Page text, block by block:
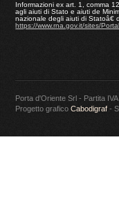
Informazioni ex art. 1, comma
agli aiuti di Stato e aiuti de
nazionale degli aiuti di
https://www.rna.gov.it/sites/
Porta d'Oriente Srl - Partita
Progetto graficoCabodigraf -